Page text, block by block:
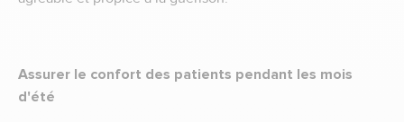
Assurer le confort des patients pendant les mois
d'été